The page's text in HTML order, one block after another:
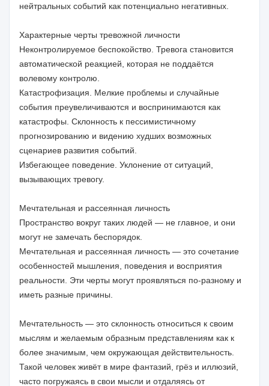
нейтральных событий как потенциально негативных.
Характерные черты тревожной личности
Неконтролируемое беспокойство. Тревога становится
автоматической реакцией, которая не поддаётся
волевому контролю.
Катастрофизация. Мелкие проблемы и случайные
события преувеличиваются и воспринимаются как
катастрофы. Склонность к пессимистичному
прогнозированию и видению худших возможных
сценариев развития событий.
Избегающее поведение. Уклонение от ситуаций,
вызывающих тревогу.
Мечтательная и рассеянная личность
Пространство вокруг таких людей — не главное, и они
могут не замечать беспорядок.
Мечтательная и рассеянная личность — это сочетание
особенностей мышления, поведения и восприятия
реальности. Эти черты могут проявляться по-разному и
иметь разные причины.
Мечтательность — это склонность относиться к своим
мыслям и желаемым образным представлениям как к
более значимым, чем окружающая действительность.
Такой человек живёт в мире фантазий, грёз и иллюзий,
часто погружаясь в свои мысли и отдаляясь от